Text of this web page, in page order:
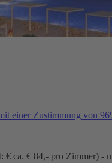
einer Zustimmung von
ca. € 84,- pro Zimmer) -